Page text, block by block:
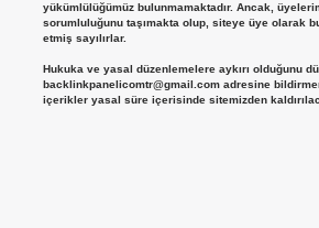
yükümlülüğümüz bulunmamaktadır. Ancak,
sorumluluğunu taşımakta olup, siteye üye olarak
etmiş sayılırlar.
Hukuka ve yasal düzenlemelere aykırı olduğunu
backlinkpanelicomtr@gmail.comadresine
içerikler yasal süre içerisinde sitemizden